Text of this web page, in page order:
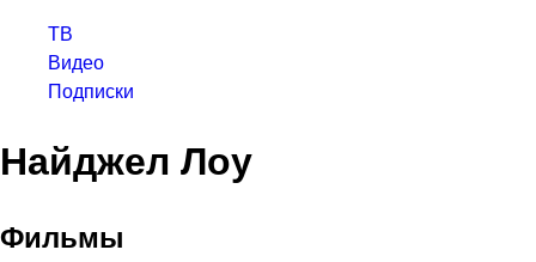
ТВ
Видео
Подписки
Найджел Лоу
Фильмы